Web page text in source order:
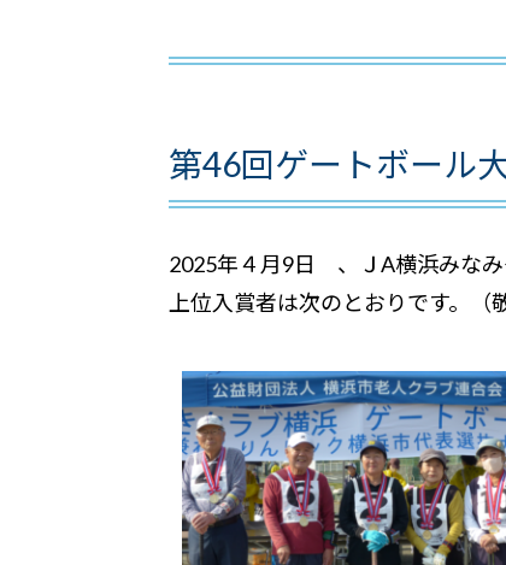
第46回ゲートボール
2025年４月9日 、ＪA横浜みなみ
上位入賞者は次のとおりです。（